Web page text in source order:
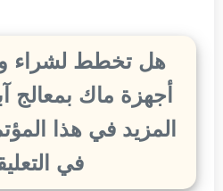
هل تخطط لشراء
أجهزة ماك بمعالج
المزيد في هذا
في